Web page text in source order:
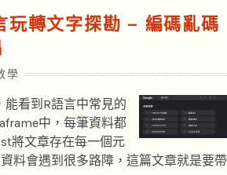
玩轉文字探勘 – 編碼亂碼
學
看到R語言中常見的
中，每筆資料都
將文章存在每一個元
料會遇到很多路障，這篇文章就是要帶